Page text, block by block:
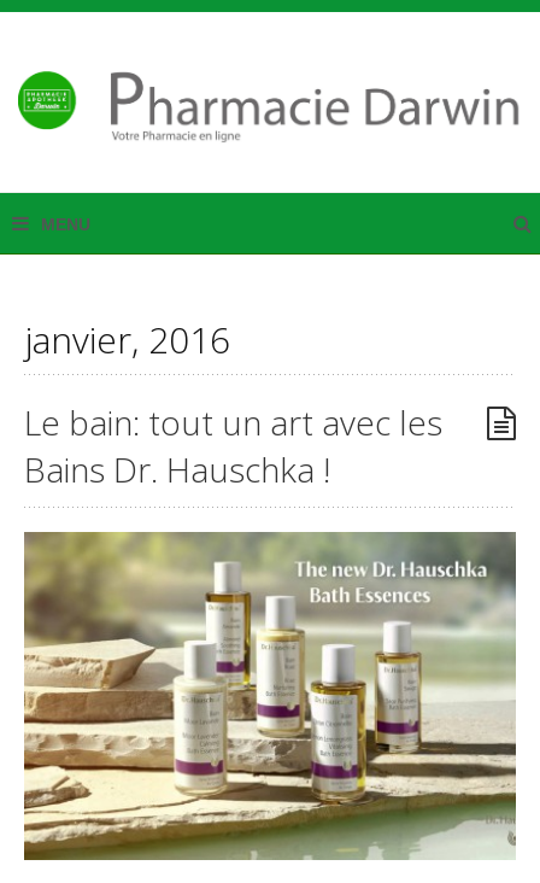
janvier, 2016
Le bain: tout un art avec les
Bains Dr. Hauschka !